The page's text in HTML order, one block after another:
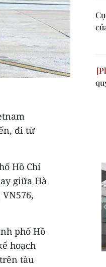
đi từ
Hồ Chí
giữa Hà
phố Hồ
hoạch
tàu